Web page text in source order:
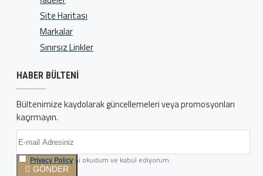
Site Haritası
Markalar
Sınırsız Linkler
HABER BÜLTENI
Bültenimize kaydolarak güncellemeleri veya promosyonları
kaçırmayın.
GÖNDER
Privacy Policy'ni okudum ve kabul ediyorum.